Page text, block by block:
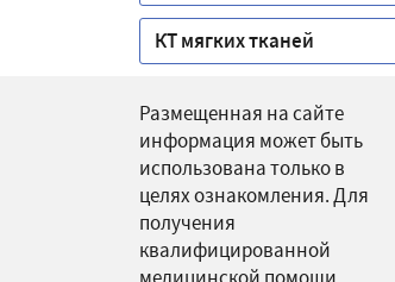
КТ мягких тканей
Размещенная на сайте
информация может быть
использована только в
целях ознакомления. Для
получения
квалифицированной